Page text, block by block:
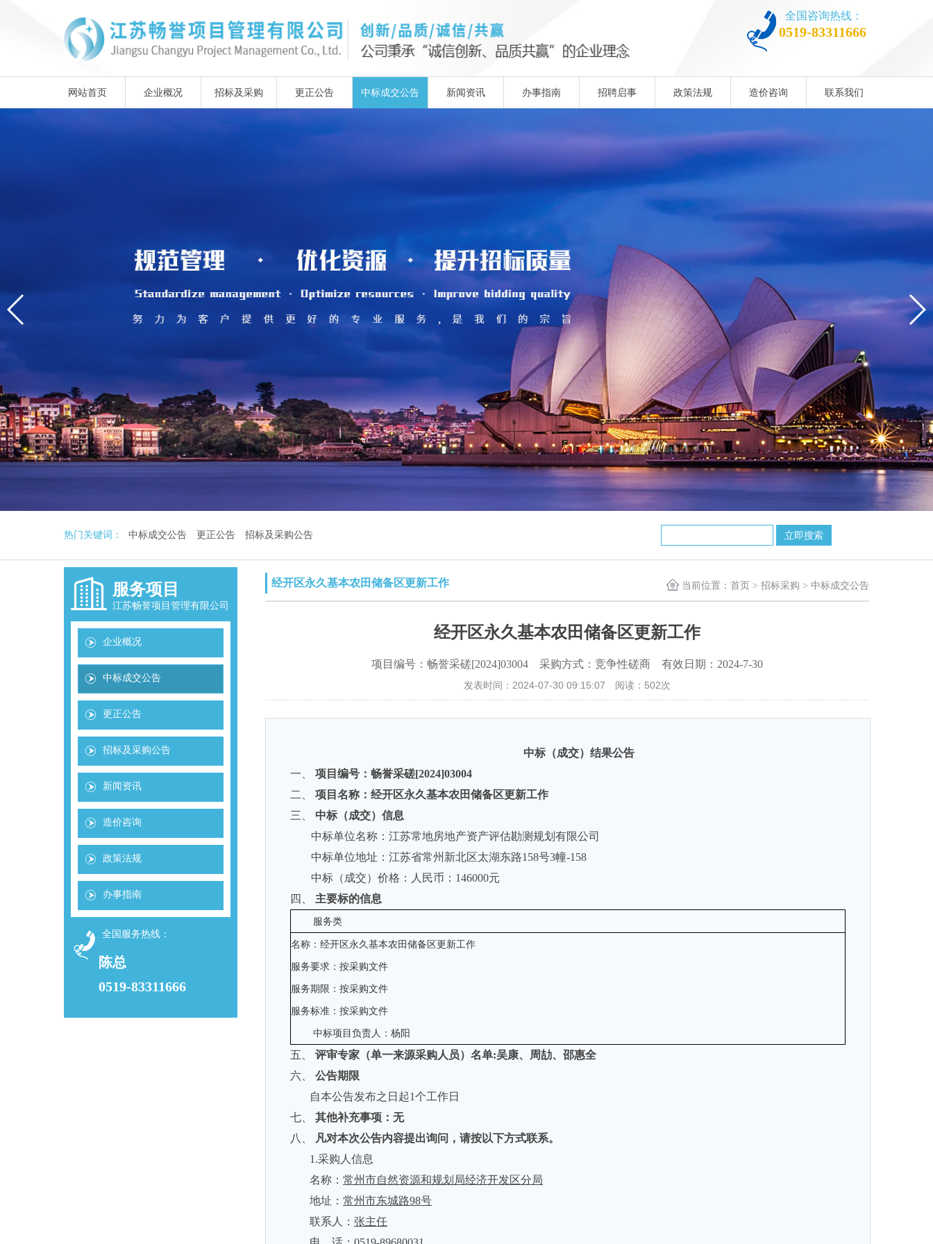
全国咨询热线：
0519-83311666
网站首页 企业概况 招标及采购 更正公告 中标成交公告 新闻资讯 办事指南 招聘启事 政策法规 造价咨询 联系我们
热门关键词： 中标成交公告 更正公告 招标及采购公告
服务项目
江苏畅誉项目管理有限公司
企业概况
中标成交公告
更正公告
招标及采购公告
新闻资讯
造价咨询
政策法规
办事指南
全国服务热线：
陈总
0519-83311666
经开区永久基本农田储备区更新工作 当前位置： 首页 > 招标采购 > 中标成交公告
经开区永久基本农田储备区更新工作
项目编号：畅誉采磋[2024]03004 采购方式：竞争性磋商 有效日期：2024-7-30
发表时间：2024-07-30 09:15:07 阅读： 502次
中标（成交）结果公告
一、 项目编号：畅誉采磋[2024]03004
二、 项目名称：经开区永久基本农田储备区更新工作
三、 中标（成交）信息
中标单位名称：江苏常地房地产资产评估勘测规划有限公司
中标单位地址： 江苏省常州新北区太湖东路158号3幢-158
中标（成交）价格：
人民币： 146000元
四、 主要标的信息
服务类
名称 ：经开区永久基本农田储备区更新工作
服务要求：按采购文件
服务期限：按采购文件
服务标准：按采购文件
中标项目负责人： 杨阳
五、 评审专家（单一来源采购人员）名单:吴康、周劼、邵惠全
六、 公告期限
自本公告发布之日起1个工作日
七、 其他补充事项：无
八、
凡对本次公告内容提出询问，请按以下方式联系。
1.采购人信息
名称： 常州市自然资源和规划局经济开发区分局
地址： 常州市东城路98号
联系人： 张主任